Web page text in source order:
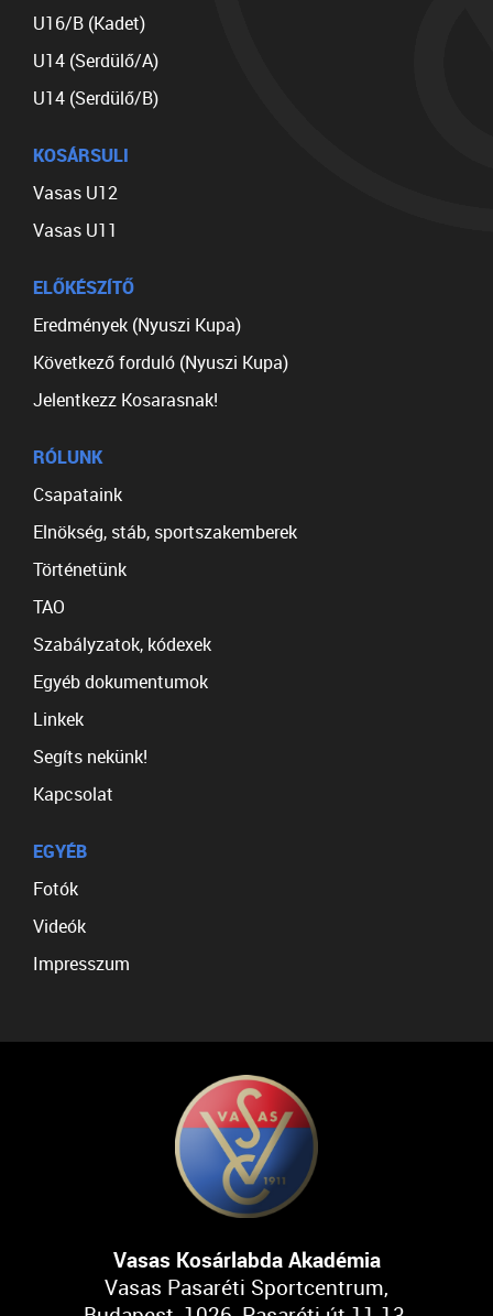
U16/B (Kadet)
U14 (Serdülő/A)
U14 (Serdülő/B)
KOSÁRSULI
Vasas U12
Vasas U11
ELŐKÉSZÍTŐ
Eredmények (Nyuszi Kupa)
Következő forduló (Nyuszi Kupa)
Jelentkezz Kosarasnak!
RÓLUNK
Csapataink
Elnökség, stáb, sportszakemberek
Történetünk
TAO
Szabályzatok, kódexek
Egyéb dokumentumok
Linkek
Segíts nekünk!
Kapcsolat
EGYÉB
Fotók
Videók
Impresszum
Vasas Kosárlabda Akadémia
Vasas Pasaréti Sportcentrum,